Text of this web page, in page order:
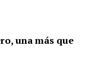
una más que